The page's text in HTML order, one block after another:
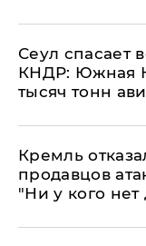
​Сеул спасает
КНДР: Южная
тысяч тонн
Кремль
продавцов
"Ни у кого нет